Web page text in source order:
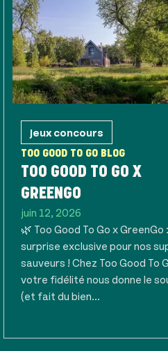
Jeux concours
TOO GOOD TO GO BLOG
TOO GOOD TO GO X
GREENGO
juin 12, 2026
🌿 Too Good To Go x GreenGo
surprise exclusive pour nos
sauveurs ! Chez Too Good To
votre fidélité nous donne le
(et fait du bien...